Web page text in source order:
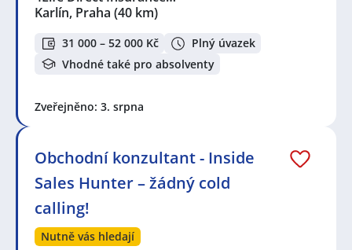
Karlín, Praha (40 km)
31 000 – 52 000 Kč
Plný úvazek
Vhodné také pro absolventy
Zveřejněno: 3. srpna
Obchodní konzultant - Inside
Sales Hunter – žádný cold
calling!
Nutně vás hledají